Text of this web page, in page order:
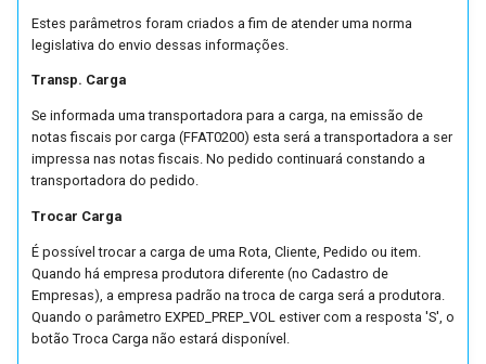
Estes parâmetros foram criados a fim de atender uma norma
legislativa do envio dessas informações.
Transp. Carga
Se informada uma transportadora para a carga, na emissão de
notas fiscais por carga (FFAT0200) esta será a transportadora a ser
impressa nas notas fiscais. No pedido continuará constando a
transportadora do pedido.
Trocar Carga
É possível trocar a carga de uma Rota, Cliente, Pedido ou item.
Quando há empresa produtora diferente (no Cadastro de
Empresas), a empresa padrão na troca de carga será a produtora.
Quando o parâmetro EXPED_PREP_VOL estiver com a resposta 'S', o
botão Troca Carga não estará disponível.